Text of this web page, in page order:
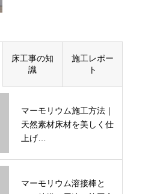
床工事の知
識
施工レポー
ト
マーモリウム施工方法｜
天然素材床材を美しく仕
上げ…
マーモリウム溶接棒と